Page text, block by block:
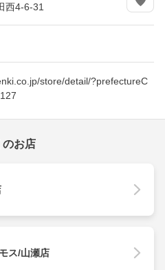
西4-6-31
store/detail/?prefectureC
のお店
ス/山瀬店